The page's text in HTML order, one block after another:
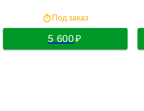
Под заказ
5 600